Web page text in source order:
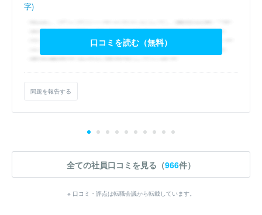
字)
口コミを読む（無料）
問題を報告する
全ての社員口コミを見る（966件）
※ 口コミ・評点は転職会議から転載しています。